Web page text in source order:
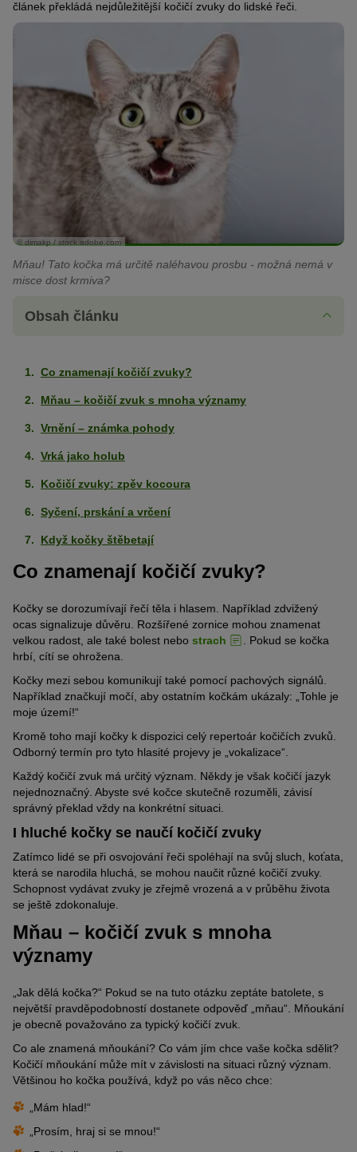
článek překládá nejdůležitější kočičí zvuky do lidské řeči.
© dimakp / stock.adobe.com
Mňau! Tato kočka má určitě naléhavou prosbu - možná nemá v
misce dost krmiva?
Obsah článku
Co znamenají kočičí zvuky?
Mňau – kočičí zvuk s mnoha významy
Vrnění – známka pohody
Vrká jako holub
Kočičí zvuky: zpěv kocoura
Syčení, prskání a vrčení
Když kočky štěbetají
Co znamenají kočičí zvuky?
Kočky se dorozumívají řečí těla i hlasem. Například zdvižený
ocas signalizuje důvěru. Rozšířené zornice mohou znamenat
velkou radost, ale také bolest nebo strach
. Pokud se kočka
hrbí, cítí se ohrožena.
Kočky mezi sebou komunikují také pomocí pachových signálů.
Například značkují močí, aby ostatním kočkám ukázaly: „Tohle je
moje území!“
Kromě toho mají kočky k dispozici celý repertoár kočičích zvuků.
Odborný termín pro tyto hlasité projevy je „vokalizace“.
Každý kočičí zvuk má určitý význam. Někdy je však kočičí jazyk
nejednoznačný. Abyste své kočce skutečně rozuměli, závisí
správný překlad vždy na konkrétní situaci.
I hluché kočky se naučí kočičí zvuky
Zatímco lidé se při osvojování řeči spoléhají na svůj sluch, koťata,
která se narodila hluchá, se mohou naučit různé kočičí zvuky.
Schopnost vydávat zvuky je zřejmě vrozená a v průběhu života
se ještě zdokonaluje.
Mňau – kočičí zvuk s mnoha
významy
„Jak dělá kočka?“ Pokud se na tuto otázku zeptáte batolete, s
největší pravděpodobností dostanete odpověď „mňau“. Mňoukání
je obecně považováno za typický kočičí zvuk.
Co ale znamená mňoukání? Co vám jím chce vaše kočka sdělit?
Kočičí mňoukání může mít v závislosti na situaci různý význam.
Většinou ho kočka používá, když po vás něco chce:
„Mám hlad!“
„Prosím, hraj si se mnou!“